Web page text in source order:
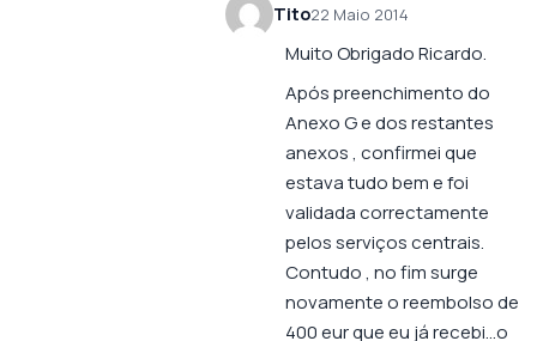
Tito22 Maio 2014
Muito Obrigado Ricardo.
Após preenchimento do
Anexo G e dos restantes
anexos , confirmei que
estava tudo bem e foi
validada correctamente
pelos serviços centrais.
Contudo , no fim surge
novamente o reembolso de
400 eur que eu já recebi…o